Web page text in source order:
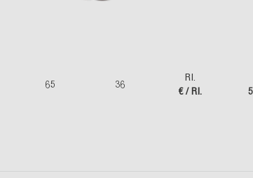
65 36
Rl.
€ / Rl.